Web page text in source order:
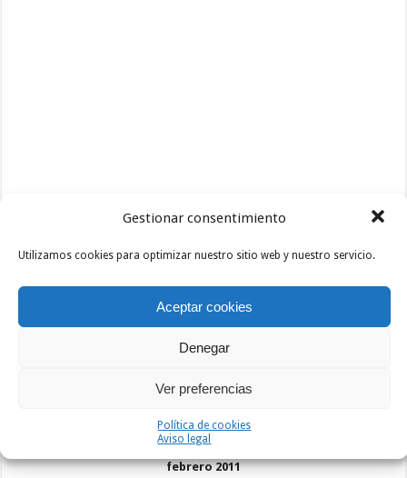
Gestionar consentimiento
Utilizamos cookies para optimizar nuestro sitio web y nuestro servicio.
Aceptar cookies
Denegar
Ver preferencias
Política de cookies
Aviso legal
febrero 2011